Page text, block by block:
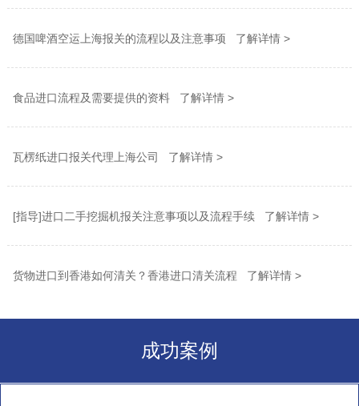
德国啤酒空运上海报关的流程以及注意事项 了解详情 >
食品进口流程及需要提供的资料 了解详情 >
瓦楞纸进口报关代理上海公司 了解详情 >
[指导]进口二手挖掘机报关注意事项以及流程手续 了解详情 >
货物进口到香港如何清关？香港进口清关流程 了解详情 >
成功案例